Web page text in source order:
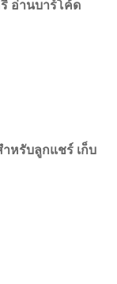
อ่านบาร์โค้ด
หรับลูกแชร์ เก็บ